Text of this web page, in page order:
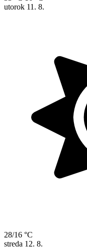
utorok 11. 8.
28/16 °C
streda 12. 8.